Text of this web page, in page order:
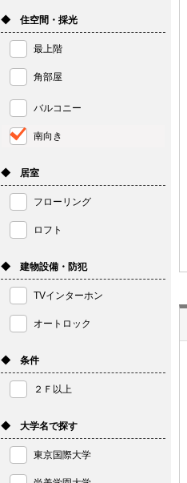
◆ 住空間・採光
最上階
角部屋
バルコニー
南向き
◆ 居室
フローリング
ロフト
◆ 建物設備・防犯
TVインターホン
オートロック
◆ 条件
２Ｆ以上
◆ 大学名で探す
東京国際大学